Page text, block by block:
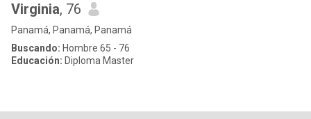
Virginia, 76
Panamá, Panamá, Panamá
Buscando: Hombre 65 - 76
Educación: Diploma Master